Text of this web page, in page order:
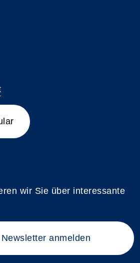
wir Sie über interessante
anmelden